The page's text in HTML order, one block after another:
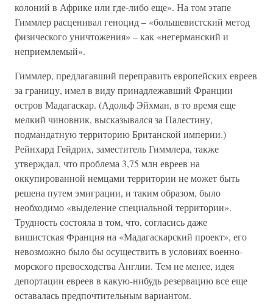
колоний в Африке или где-либо еще». На том этапе
Гиммлер расценивал геноцид – «большевистский метод
физического уничтожения» – как «негерманский и
неприемлемый».
Гиммлер, предлагавший переправить европейских евреев
за границу, имел в виду принадлежавший Франции
остров Мадагаскар. (Адольф Эйхман, в то время еще
мелкий чиновник, высказывался за Палестину,
подмандатную территорию Британской империи.)
Рейнхард Гейдрих, заместитель Гиммлера, также
утверждал, что проблема 3,75 млн евреев на
оккупированной немцами территории не может быть
решена путем эмиграции, и таким образом, было
необходимо «выделение специальной территории».
Трудность состояла в том, что, согласись даже
вишистская Франция на «Мадагаскарский проект», его
невозможно было бы осуществить в условиях военно-
морского превосходства Англии. Тем не менее, идея
депортации евреев в какую-нибудь резервацию все еще
оставалась предпочтительным вариантом.